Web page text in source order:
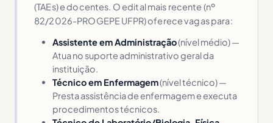
(TAEs) e docentes. O edital mais recente (nº
82/2026-PROGEPE UFPR) oferece vagas para:
Assistente em Administração(nível médio) —
Atua no suporte administrativo geral da
instituição.
Técnico em Enfermagem(nível técnico) —
Presta assistência de enfermagem e executa
procedimentos técnicos.